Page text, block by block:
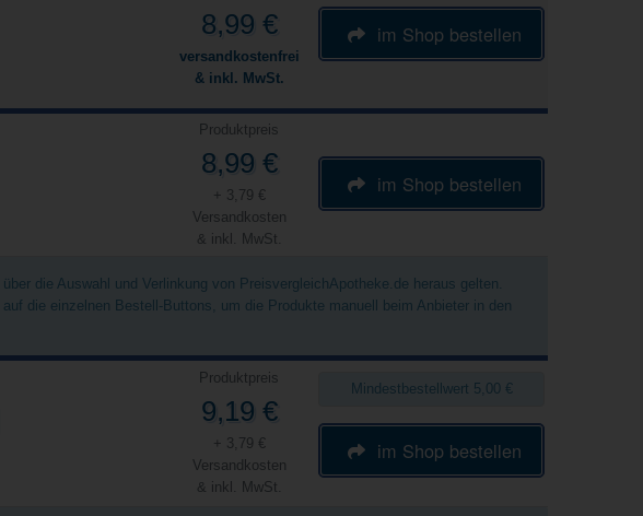
8,99 €
versandkostenfrei
& inkl. MwSt.
im Shop bestellen
Produktpreis
8,99 €
+ 3,79 €
Versandkosten
& inkl. MwSt.
im Shop bestellen
die Auswahl und Verlinkung von PreisvergleichApotheke.de heraus gelten.
die einzelnen Bestell-Buttons, um die Produkte manuell beim Anbieter in den
Produktpreis
9,19 €
+ 3,79 €
Versandkosten
& inkl. MwSt.
Mindestbestellwert 5,00 €
im Shop bestellen